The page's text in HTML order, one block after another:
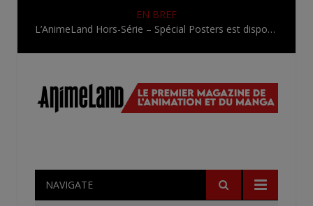
EN BREF
L’AnimeLand Hors-Série – Spécial Posters est disponible !
NAVIGATE